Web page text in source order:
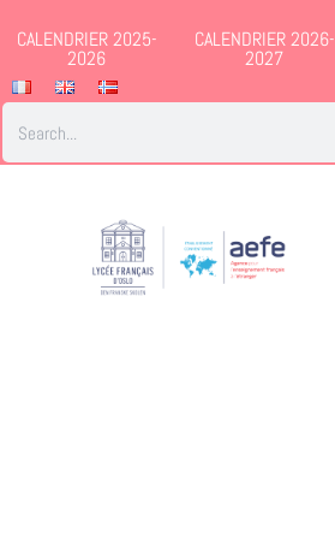
CALENDRIER 2025-
2026
CALENDRIER 2026-
2027